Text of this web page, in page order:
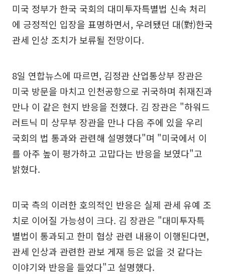
미국 정부가 한국 국회의 대미투자특별법 신속 처리
에 긍정적인 입장을 표명하면서, 우려됐던 대(對)한국
관세 인상 조치가 보류될 전망이다.
8일 연합뉴스에 따르면, 김정관 산업통상부 장관은
미국 방문을 마치고 인천공항으로 귀국하며 취재진과
만나 이 같은 현지 반응을 전했다. 김 장관은 "하워드
러트닉 미 상무부 장관을 만나 다음 주에 있을 우리
국회의 법 통과와 관련해 설명했다"며 "미국에서 이
를 아주 높이 평가하고 고맙다는 반응을 보였다"고
밝혔다.
미국 측의 이러한 호의적인 반응은 실제 관세 유예 조
치로 이어질 가능성이 크다. 김 장관은 "대미투자특
별법이 통과되고 한미 협상 관련 내용이 이행된다면,
관세 인상과 관련한 관보 게재 등은 없을 것 같다는
이야기와 반응을 들었다"고 설명했다.